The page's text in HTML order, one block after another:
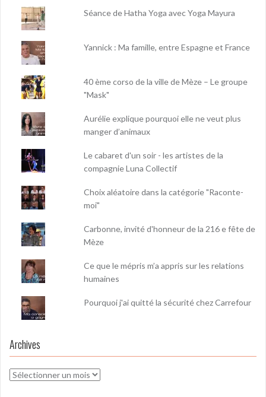
Séance de Hatha Yoga avec Yoga Mayura
Yannick : Ma famille, entre Espagne et France
40 ème corso de la ville de Mèze – Le groupe
"Mask"
Aurélie explique pourquoi elle ne veut plus
manger d’animaux
Le cabaret d'un soir - les artistes de la
compagnie Luna Collectif
Choix aléatoire dans la catégorie "Raconte-
moi"
Carbonne, invité d'honneur de la 216 e fête de
Mèze
Ce que le mépris m’a appris sur les relations
humaines
Pourquoi j'ai quitté la sécurité chez Carrefour
Archives
Archives